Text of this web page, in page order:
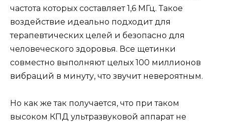
частота которых составляет 1,6 МГц. Такое
воздействие идеально подходит для
терапевтических целей и безопасно для
человеческого здоровья. Все щетинки
совместно выполняют целых 100 миллионов
вибраций в минуту, что звучит невероятным.
Но как же так получается, что при таком
высоком КПД ультразвуковой аппарат не